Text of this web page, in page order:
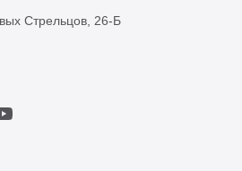
Стрельцов, 26-Б